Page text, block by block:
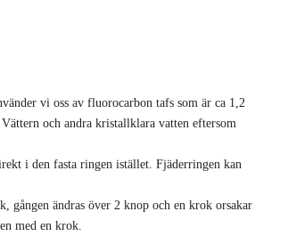
vi oss av fluorocarbon tafs som är ca 1,2
och andra kristallklara vatten eftersom
i den fasta ringen istället. Fjäderringen kan
ändras över 2 knop och en krok orsakar
med en krok.